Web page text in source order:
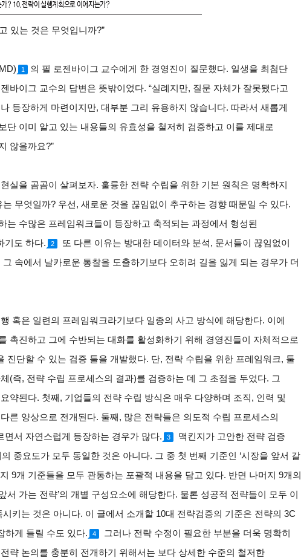
있는 것은 무엇입니까?”
1
의 필 로젠바이그 교수에게 한 경영진이 질문했다. 일생을 최첨단
바이그 교수의 답변은 뜻밖이었다. “실례지만, 질문 자체가 잘못됐다고
등장하게 마련이지만, 대부분 그리 유용하지 않습니다. 따라서 새롭게
단 이미 알고 있는 내용들의 유효성을 철저히 검증하고 이를 제대로
않을까요?”
실을 곰곰이 살펴보자. 훌륭한 전략 수립을 위한 기본 원칙은 명확하지
무엇일까? 우선, 새로운 것을 끊임없이 추구하는 경향 때문일 수 있다.
는 수많은 프레임워크들이 등장하고 축적되는 과정에서 형성된
기도 하다. 2
또 다른 이유는 방대한 데이터와 분석, 문서들이 끊임없이
속에서 날카로운 통찰을 도출하기보다 오히려 길을 잃게 되는 경우가 더
혹은 일련의 프레임워크라기보다 일종의 사고 방식에 해당한다. 이에
촉진하고 그에 수반되는 대화를 활성화하기 위해 경영진들이 자체적으로
진단할 수 있는 검증 툴을 개발했다. 단, 전략 수립을 위한 프레임워크, 툴
(즉, 전략 수립 프로세스의 결과)를 검증하는 데 그 초점을 두었다. 그
약된다. 첫째, 기업들의 전략 수립 방식은 매우 다양하며 조직, 인력 및
른 양상으로 전개된다. 둘째, 많은 전략들은 의도적 수립 프로세스의
면서 자연스럽게 등장하는 경우가 많다. 3
맥킨지가 고안한 전략 검증
중요도가 모두 동일한 것은 아니다. 그 중 첫 번째 기준인 ‘시장을 앞서 갈
9개 기준들을 모두 관통하는 포괄적 내용을 담고 있다. 반면 나머지 9개의
서 가는 전략’의 개별 구성요소에 해당한다. 물론 성공적 전략들이 모두 이
키는 것은 아니다. 이 글에서 소개할 10대 전략검증의 기준은 전략의 3C
하게 들릴 수도 있다.
4
그러나 전략 수정이 필요한 부분을 더욱 명확히
략 논의를 충분히 전개하기 위해서는 보다 상세한 수준의 철저한